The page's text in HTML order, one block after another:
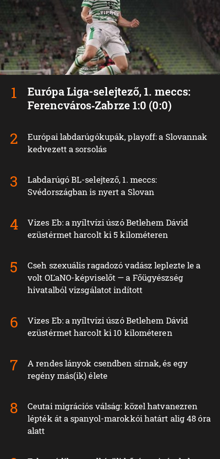
Európa Liga-selejtező, 1. meccs:
Ferencváros‑Zabrze 1:0 (0:0)
Európai labdarúgókupák, playoff: a Slovannak
kedvezett a sorsolás
Labdarúgó BL-selejtező, 1. meccs:
Svédországban is nyert a Slovan
Vizes Eb: a nyíltvízi úszó Betlehem Dávid
ezüstérmet harcolt ki 5 kilométeren
Cseh szexuális ragadozó vadász leplezte le a
volt OĽaNO-képviselőt — a Főügyészség
hivatalból vizsgálatot indított
Vizes Eb: a nyíltvízi úszó Betlehem Dávid
ezüstérmet harcolt ki 10 kilométeren
A rendes lányok csendben sírnak, és egy
regény más(ik) élete
Ceutai migrációs válság: közel hatvanezren
lépték át a spanyol-marokkói határt alig 48 óra
alatt